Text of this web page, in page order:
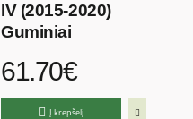
IV (2015-2020)
Guminiai
61.70€
Į krepšelį